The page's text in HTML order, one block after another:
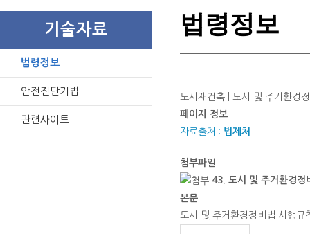
기술자료
법령정보
안전진단기법
관련사이트
법령정보
도시재건축 | 도시 및 주거환경
페이지 정보
자료출처 : 법제처
첨부파일
43. 도시 및 주거환경
본문
도시 및 주거환경정비법 시행